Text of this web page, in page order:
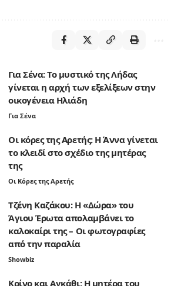
Για Σένα: Το μυστικό της Λήδας
γίνεται η αρχή των εξελίξεων στην
οικογένεια Ηλιάδη
Για Σένα
Οι κόρες της Αρετής: Η Άννα γίνεται
το κλειδί στο σχέδιο της μητέρας
της
Οι Κόρες της Αρετής
Τζένη Καζάκου: Η «Δώρα» του
Άγιου Έρωτα απολαμβάνει το
καλοκαίρι της – Οι φωτογραφίες
από την παραλία
Showbiz
Κρίνο και Αγκάθι: Η μητέρα του